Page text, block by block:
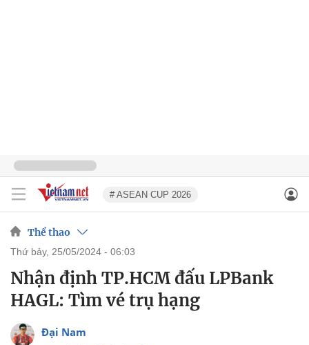
# ASEAN CUP 2026
Thể thao
thứ bảy, 25/05/2024 - 06:03
Nhận định TP.HCM đấu LPBank
HAGL: Tìm vé trụ hạng
Đại Nam